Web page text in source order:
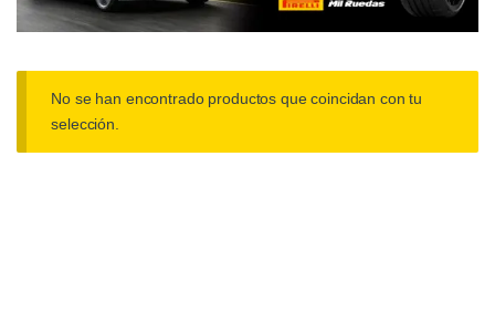
No se han encontrado productos que coincidan con tu
selección.